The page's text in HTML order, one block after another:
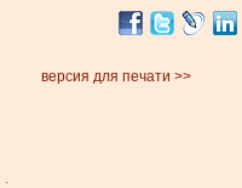
версия для печати >>
.